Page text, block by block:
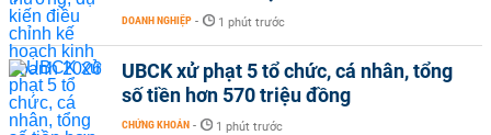
DOANH NGHIỆP - 1 phút trước
UBCK xử phạt 5 tổ chức, cá nhân, tổng
số tiền hơn 570 triệu đồng
CHỨNG KHOÁN - 1 phút trước